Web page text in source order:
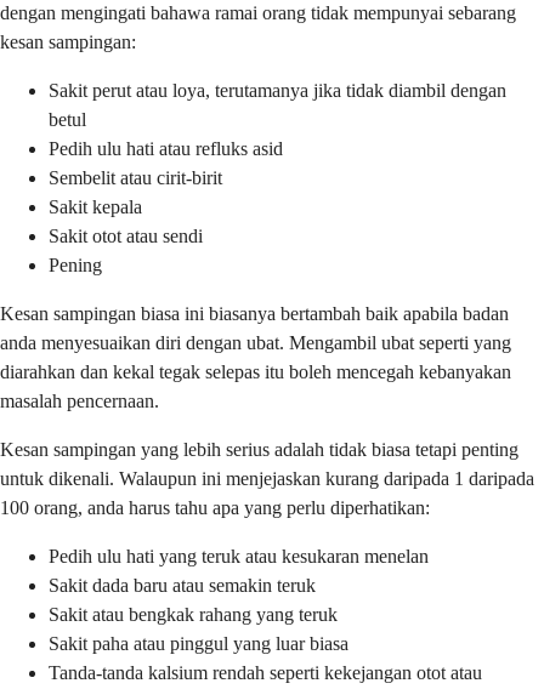
dengan mengingati bahawa ramai orang tidak mempunyai sebarang
kesan sampingan:
Sakit perut atau loya, terutamanya jika tidak diambil dengan
betul
Pedih ulu hati atau refluks asid
Sembelit atau cirit-birit
Sakit kepala
Sakit otot atau sendi
Pening
Kesan sampingan biasa ini biasanya bertambah baik apabila badan
anda menyesuaikan diri dengan ubat. Mengambil ubat seperti yang
diarahkan dan kekal tegak selepas itu boleh mencegah kebanyakan
masalah pencernaan.
Kesan sampingan yang lebih serius adalah tidak biasa tetapi penting
untuk dikenali. Walaupun ini menjejaskan kurang daripada 1 daripada
100 orang, anda harus tahu apa yang perlu diperhatikan:
Pedih ulu hati yang teruk atau kesukaran menelan
Sakit dada baru atau semakin teruk
Sakit atau bengkak rahang yang teruk
Sakit paha atau pinggul yang luar biasa
Tanda-tanda kalsium rendah seperti kekejangan otot atau